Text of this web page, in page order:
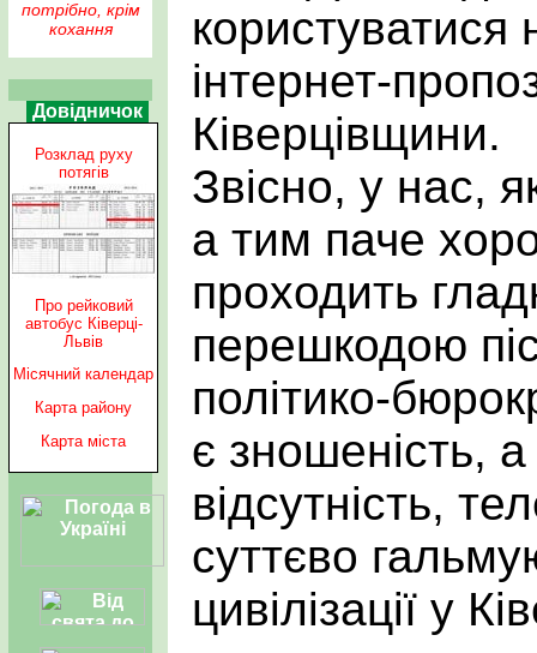
потрібно, крім
кохання
Довідничок
Розклад руху
потягів
Про рейковий
автобус Ківерці-
Львів
Місячний календар
Карта району
Карта міста
користуватися
інтернет-
Ківерцівщини.
Звісно, у нас,
а тим паче
проходить
перешкодою
політико-
є зношеність,
відсутність,
суттєво
цивілізації у